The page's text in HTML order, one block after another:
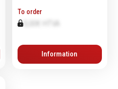
To order
Information